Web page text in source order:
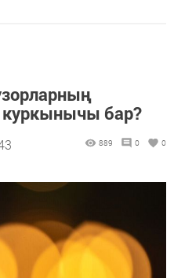
куркынычы бар?
889 0 0